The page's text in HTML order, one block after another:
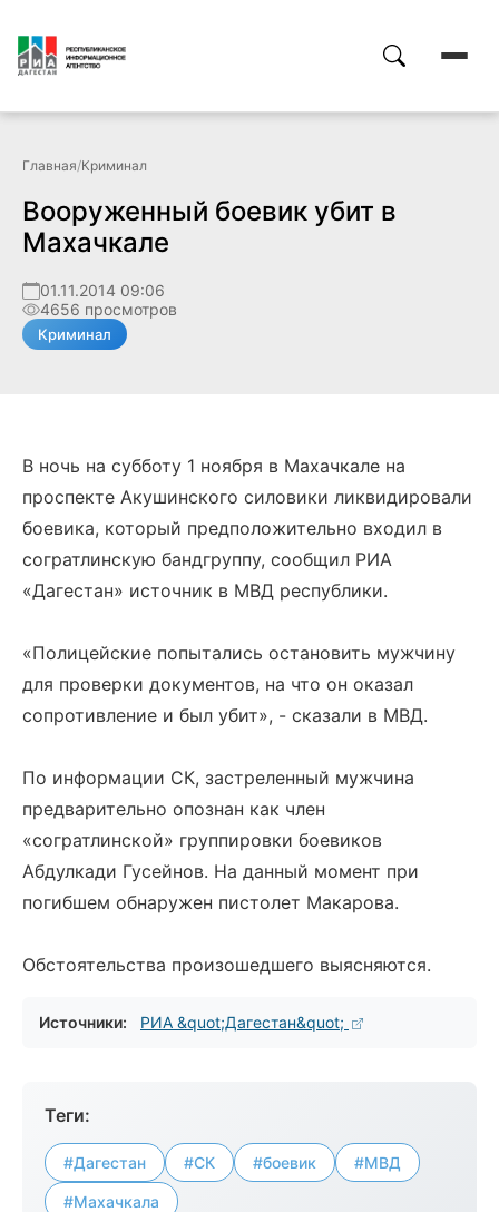
Главная/Криминал
Вооруженный боевик убит в
Махачкале
01.11.2014 09:06
4656 просмотров
Криминал
В ночь на субботу 1 ноября в Махачкале на
проспекте Акушинского силовики ликвидировали
боевика, который предположительно входил в
согратлинскую бандгруппу, сообщил РИА
«Дагестан» источник в МВД республики.
«Полицейские попытались остановить мужчину
для проверки документов, на что он оказал
сопротивление и был убит», - сказали в МВД.
По информации СК, застреленный мужчина
предварительно опознан как член
«согратлинской» группировки боевиков
Абдулкади Гусейнов. На данный момент при
погибшем обнаружен пистолет Макарова.
Обстоятельства произошедшего выясняются.
Источники: РИА &quot;Дагестан&quot;
Теги:
#Дагестан #СК #боевик #МВД
#Махачкала